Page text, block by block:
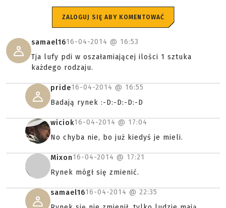
ZALOGUJ SIĘ ABY KOMENTOWAĆ
samael1616-04-2014 @ 16:53
Tja lufy pdi w oszałamiającej ilości 1 sztuka
każdego rodzaju.
pride16-04-2014 @ 16:55
Badają rynek :-D:-D:-D:-D
wiciok16-04-2014 @ 17:04
No chyba nie, bo już kiedyś je mieli.
Mixon16-04-2014 @ 17:21
Rynek mógł się zmienić.
samael1616-04-2014 @ 22:35